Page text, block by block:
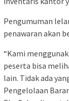
Pengumuman
penawaran akan
“Kami
peserta bisa
lain. Tidak ada
Pengelolaan